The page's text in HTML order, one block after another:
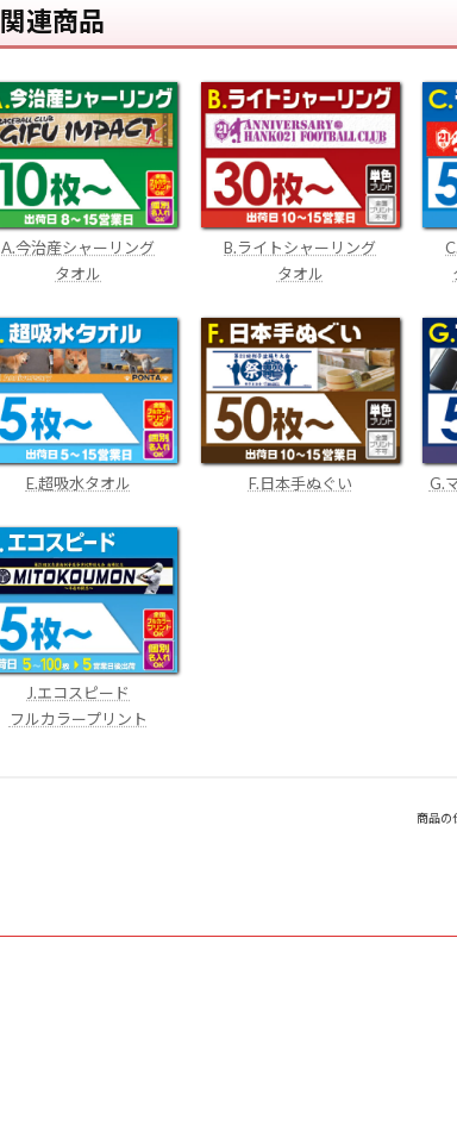
関連商品
A.今治産シャーリング
タオル
B.ライトシャーリング
タオル
E.超吸水タオル F.日本手ぬぐい G.
J.エコスピード
フルカラープリント
商品の